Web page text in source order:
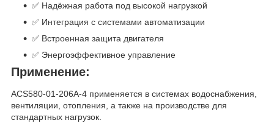
✅ Надёжная работа под высокой нагрузкой
✅ Интеграция с системами автоматизации
✅ Встроенная защита двигателя
✅ Энергоэффективное управление
Применение:
ACS580-01-206A-4 применяется в системах водоснабжения,
вентиляции, отопления, а также на производстве для
стандартных нагрузок.